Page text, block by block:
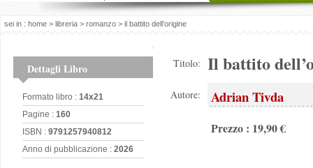
sei in : home > libreria > romanzo > il battito dell’origine
Dettagli Libro
Formato libro : 14x21
Pagine : 160
ISBN : 9791257940812
Anno di pubblicazione : 2026
Titolo: Il battito
Autore: Adrian Tivda
Prezzo : 19,90 €